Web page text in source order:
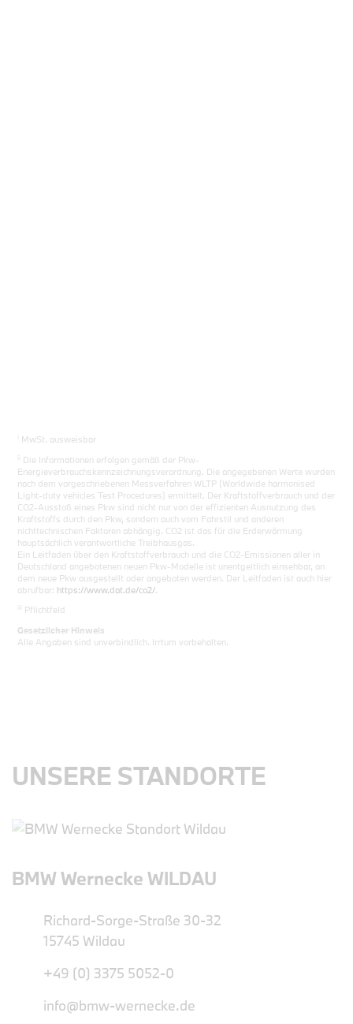
MwSt. ausweisbar
Die Informationen erfolgen gemäß der Pkw-
Energieverbrauchskennzeichnungsverordnung. Die angegebenen Werte wurden
nach dem vorgeschriebenen Messverfahren WLTP (Worldwide harmonised
Light-duty vehicles Test Procedures) ermittelt. Der Kraftstoffverbrauch und der
CO2-Ausstoß eines Pkw sind nicht nur von der effizienten Ausnutzung des
Kraftstoffs durch den Pkw, sondern auch vom Fahrstil und anderen
nichttechnischen Faktoren abhängig. CO2 ist das für die Erderwärmung
hauptsächlich verantwortliche Treibhausgas.
Ein Leitfaden über den Kraftstoffverbrauch und die CO2-Emissionen aller in
Deutschland angebotenen neuen Pkw-Modelle ist unentgeltlich einsehbar, an
dem neue Pkw ausgestellt oder angeboten werden. Der Leitfaden ist auch hier
abrufbar: https://www.dat.de/co2/.
Pflichtfeld
Gesetzlicher Hinweis
Alle Angaben sind unverbindlich. Irrtum vorbehalten.
UNSERE STANDORTE
BMW Wernecke WILDAU
Richard-Sorge-Straße 30-32
15745 Wildau
+49 (0) 3375 5052-0
info@bmw-wernecke.de